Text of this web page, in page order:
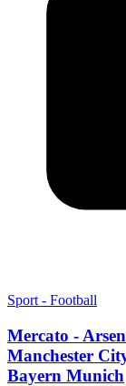
Sport - Football
Mercato -
Manchester
Bayern Munich